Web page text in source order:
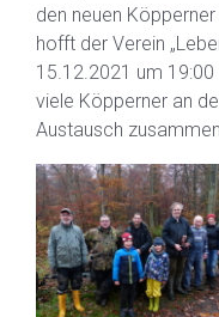
den neuen
hofft der Verein
15.12.2021 um
viele Köpperner an
Austausch